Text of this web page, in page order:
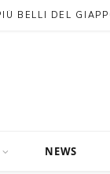
NEWS